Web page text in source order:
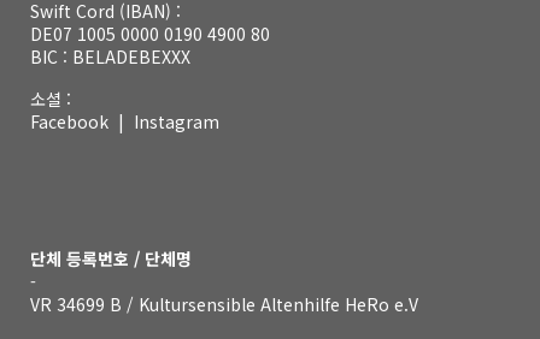
Swift Cord (IBAN) :
DE07 1005 0000 0190 4900 80
BIC : BELADEBEXXX
소셜 :
Facebook | Instagram
단체 등록번호 / 단체명
-
VR 34699 B / Kultursensible Altenhilfe HeRo e.V